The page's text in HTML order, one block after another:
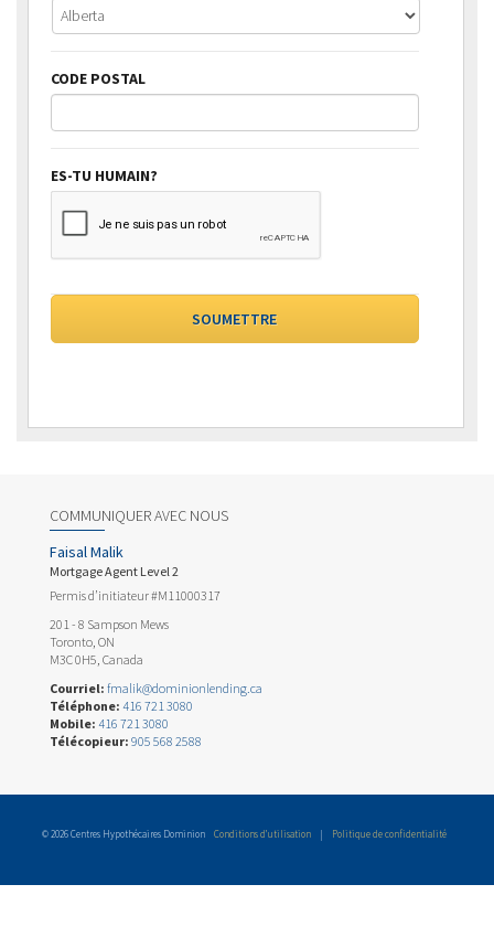
CODE POSTAL
ES-TU HUMAIN?
COMMUNIQUER AVEC NOUS
Faisal Malik
Mortgage Agent Level 2
Permis d’initiateur #M11000317
201 - 8 Sampson Mews
Toronto, ON
M3C 0H5, Canada
Courriel: fmalik@dominionlending.ca
Téléphone: 416 721 3080
Mobile: 416 721 3080
Télécopieur: 905 568 2588
© 2026 Centres Hypothécaires Dominion Conditions d’utilisation | Politique de confidentialité